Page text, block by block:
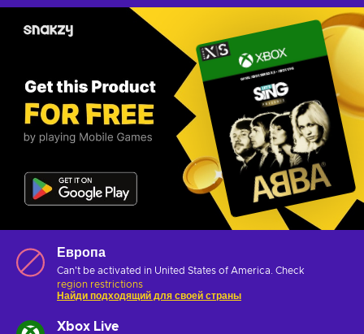
Европа
Can't be activated in United States of America. Check
region restrictions
Найди подходящий для своей страны
Xbox Live